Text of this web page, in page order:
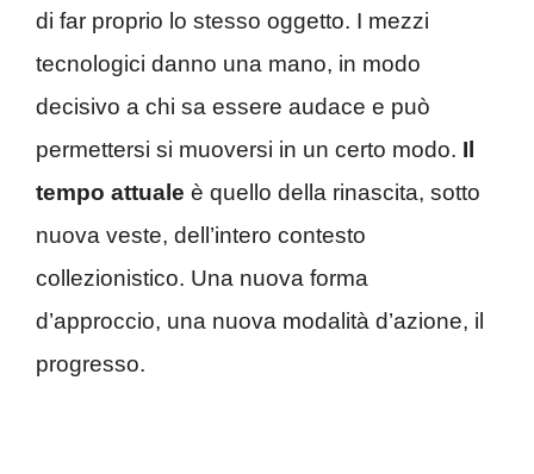
di far proprio lo stesso oggetto. I mezzi
tecnologici danno una mano, in modo
decisivo a chi sa essere audace e può
permettersi si muoversi in un certo modo. Il
tempo attuale è quello della rinascita, sotto
nuova veste, dell’intero contesto
collezionistico. Una nuova forma
d’approccio, una nuova modalità d’azione, il
progresso.